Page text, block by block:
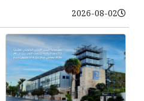
2026-08-02